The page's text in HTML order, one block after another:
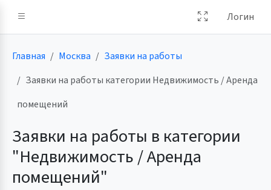
Логин
Главная Москва
Заявки на работы
Заявки на работы категории Недвижимость / Аренда
помещений
Заявки на работы в категории
"Недвижимость / Аренда
помещений"